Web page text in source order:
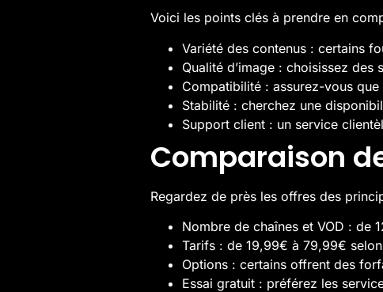
Voici les points clés à prendre en
Variété des contenus : certains
Qualité d’image : choisissez
Compatibilité : assurez-vous
Stabilité : cherchez une
Support client : un service
Comparaison
Regardez de près les offres des
Nombre de chaînes et VOD : de
Tarifs : de 19,99€ à 79,99€
Options : certains offrent des
Essai gratuit : préférez les